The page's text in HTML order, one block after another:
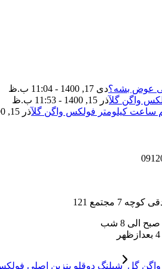
عوض بشه؟دی 17, 1400 - 11:04 ب.ظ
واگن گلآذر 15, 1400 - 11:53 ب.ظ
ساعت کیلومتر فولکس واگن گلآذر 15, 1400 - 11:35 ب.ظ
مجتمع 121
واگن گل شیلنگ دوقلو بنزین اصلی